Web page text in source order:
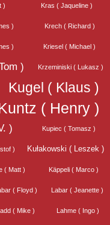
) Kras ( Jaqueline )
) Krech ( Richard )
) Kriesel ( Michael )
) Krzeminiski ( Lukasz )
Kugel ( Klaus )
( Henry )
) Kupiec ( Tomasz )
) Kułakowski ( Leszek )
( Matt ) Käppeli ( Marco )
( Floyd ) Labar ( Jeanette )
( Mike ) Lahme ( Ingo )